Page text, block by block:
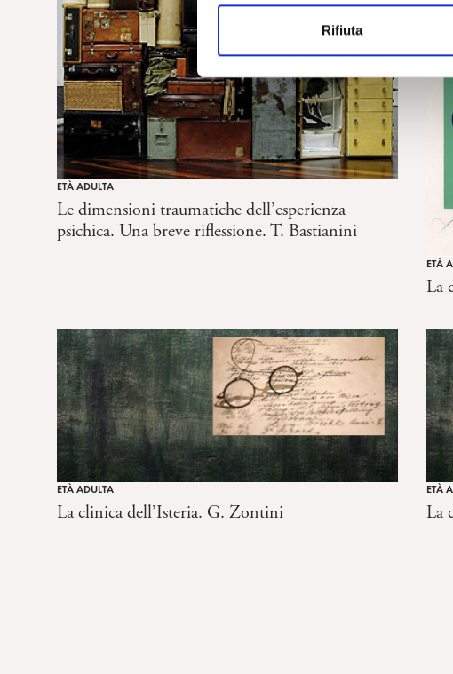
o
e
d
e
c
o
s
Rifiuta
ETÀ ADULTA
Le dimensioni traumatiche dell’esperienza
psichica. Una breve riflessione. T. Bastianini
ETÀ
La
ETÀ ADULTA
La clinica dell’Isteria. G. Zontini
ETÀ
La